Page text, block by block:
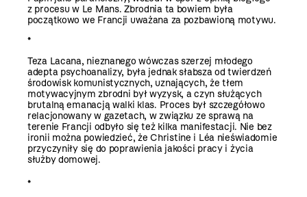
z procesu w Le Mans. Zbrodnia ta bowiem była
początkowo we Francji uważana za pozbawioną motywu.
*
Teza Lacana, nieznanego wówczas szerzej młodego
adepta psychoanalizy, była jednak słabsza od twierdzeń
środowisk komunistycznych, uznających, że tłem
motywacyjnym zbrodni był wyzysk, a czyn służących
brutalną emanacją walki klas. Proces był szczegółowo
relacjonowany w gazetach, w związku ze sprawą na
terenie Francji odbyło się też kilka manifestacji. Nie bez
ironii można powiedzieć, że Christine i Léa nieświadomie
przyczyniły się do poprawienia jakości pracy i życia
służby domowej.
*